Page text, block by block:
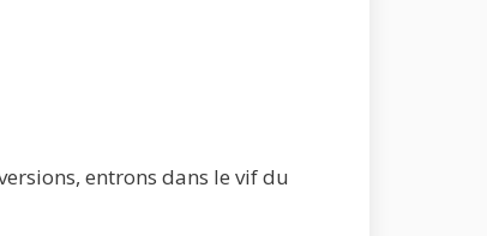
entrons dans le vif du